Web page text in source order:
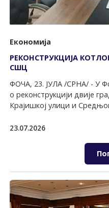
Економија
РЕКОНСТРУКЦИЈА
СШЦ
ФОЧА, 23. ЈУЛА /СРНА/ - У
о реконструкцији двије
Крајишкој улици и
23.07.2026